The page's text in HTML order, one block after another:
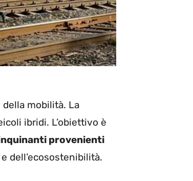
mobilità. La
ibridi. L’obiettivo è
provenienti
dell’ecosostenibilità.